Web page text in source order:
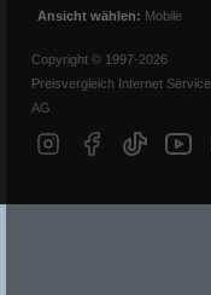
Ansicht wählen: Mobile
Copyright © 1997-2026
Preisvergleich Internet
AG